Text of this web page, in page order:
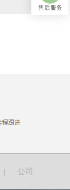
公司
售后服务